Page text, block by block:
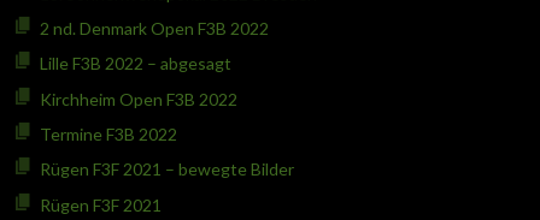
2 nd. Denmark Open F3B 2022
Lille F3B 2022 – abgesagt
Kirchheim Open F3B 2022
Termine F3B 2022
Rügen F3F 2021 – bewegte Bilder
Rügen F3F 2021